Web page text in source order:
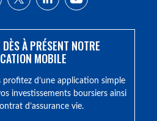
À PRÉSENT NOTRE
MOBILE
profitez d’une application simple
investissements boursiers ainsi
d’assurance vie.